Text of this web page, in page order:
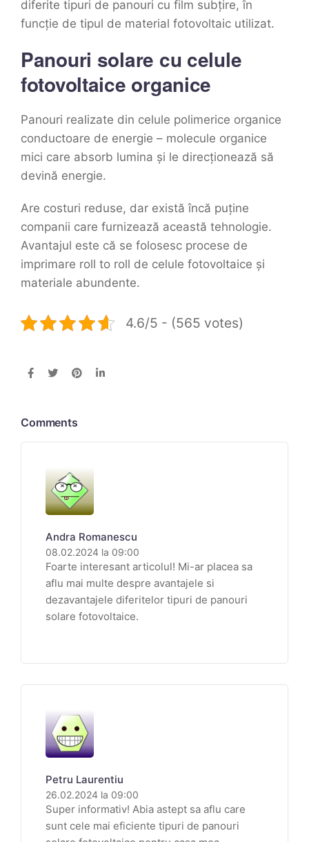
diferite tipuri de panouri cu film subțire, în
funcție de tipul de material fotovoltaic utilizat.
Panouri solare cu celule
fotovoltaice organice
Panouri realizate din celule polimerice organice
conductoare de energie – molecule organice
mici care absorb lumina și le direcționează să
devină energie.
Are costuri reduse, dar există încă puține
companii care furnizează această tehnologie.
Avantajul este că se folosesc procese de
imprimare roll to roll de celule fotovoltaice și
materiale abundente.
4.6/5 - (565 votes)
Comments
Andra Romanescu
08.02.2024 la 09:00
Foarte interesant articolul! Mi-ar placea sa
aflu mai multe despre avantajele si
dezavantajele diferitelor tipuri de panouri
solare fotovoltaice.
Petru Laurentiu
26.02.2024 la 09:00
Super informativ! Abia astept sa aflu care
sunt cele mai eficiente tipuri de panouri